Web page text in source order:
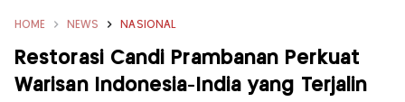
HOME NEWS NASIONAL
Restorasi Candi Prambanan Perkuat
Warisan Indonesia-India yang Terjalin